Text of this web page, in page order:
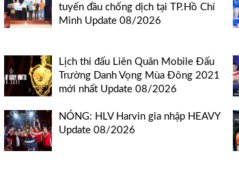
tuyến đầu chống dịch tại TP.Hồ Chí
Minh Update 08/2026
Lịch thi đấu Liên Quân Mobile Đấu
Trường Danh Vọng Mùa Đông 2021
mới nhất Update 08/2026
NÓNG: HLV Harvin gia nhập HEAVY
Update 08/2026